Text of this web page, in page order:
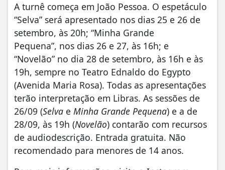
A turnê começa em João Pessoa. O espetáculo
“Selva” será apresentado nos dias 25 e 26 de
setembro, às 20h; “Minha Grande
Pequena”, nos dias 26 e 27, às 16h; e
“Novelão” no dia 28 de setembro, às 16h e às
19h, sempre no Teatro Ednaldo do Egypto
(Avenida Maria Rosa). Todas as apresentações
terão interpretação em Libras. As sessões de
26/09 (Selva e Minha Grande Pequena) e a de
28/09, às 19h (Novelão) contarão com recursos
de audiodescrição. Entrada gratuita. Não
recomendado para menores de 14 anos.